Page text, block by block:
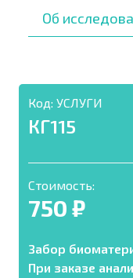
Об
Код: УСЛУГИ
КГ115
Стоимость:
750 ₽
Забор
При заказе